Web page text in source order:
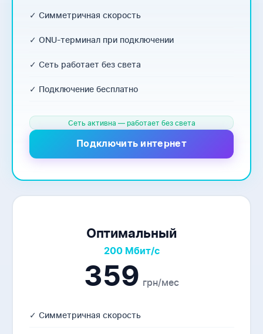
✓ Симметричная скорость
✓ ONU-терминал при подключении
✓ Сеть работает без света
✓ Подключение бесплатно
Сеть активна — работает без света
Подключить интернет
Оптимальный
200 Мбит/с
359 грн/мес
✓ Симметричная скорость